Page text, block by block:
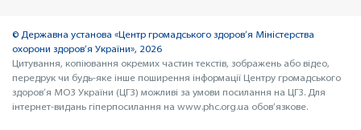
© Державна установа «Центр громадського здоров’я Міністерства
охорони здоров’я України», 2026
Цитування, копіювання окремих частин текстів, зображень або відео,
передрук чи будь-яке інше поширення інформації Центру громадського
здоров’я МОЗ України (ЦГЗ) можливі за умови посилання на ЦГЗ. Для
інтернет-видань гіперпосилання на www.phc.org.ua обов’язкове.